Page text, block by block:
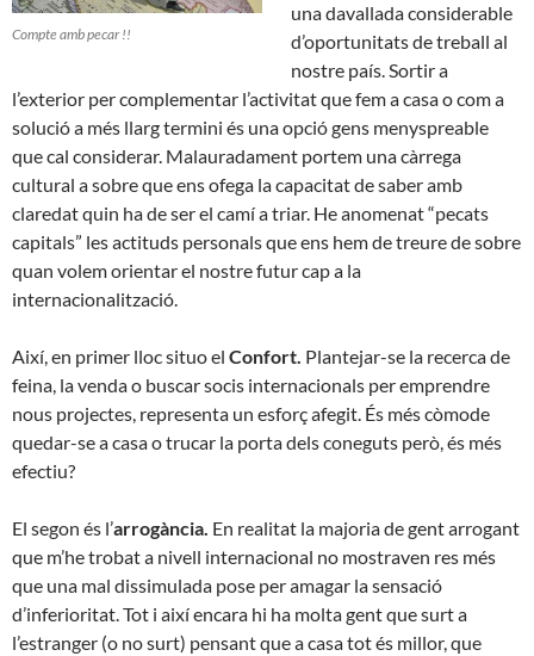
Compte amb pecar !!
una davallada considerable
d’oportunitats de treball al
nostre país. Sortir a
l’exterior per complementar l’activitat que fem a casa o com a
solució a més llarg termini és una opció gens menyspreable
que cal considerar. Malauradament portem una càrrega
cultural a sobre que ens ofega la capacitat de saber amb
claredat quin ha de ser el camí a triar. He anomenat “pecats
capitals” les actituds personals que ens hem de treure de sobre
quan volem orientar el nostre futur cap a la
internacionalització.
Així, en primer lloc situo el Confort. Plantejar-se la recerca de
feina, la venda o buscar socis internacionals per emprendre
nous projectes, representa un esforç afegit. És més còmode
quedar-se a casa o trucar la porta dels coneguts però, és més
efectiu?
El segon és l’arrogància. En realitat la majoria de gent arrogant
que m’he trobat a nivell internacional no mostraven res més
que una mal dissimulada pose per amagar la sensació
d’inferioritat. Tot i així encara hi ha molta gent que surt a
l’estranger (o no surt) pensant que a casa tot és millor, que